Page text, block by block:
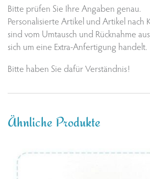
Bitte prüfen Sie Ihre Angaben genau.
Personalisierte Artikel und Artikel nach
sind vom Umtausch und Rücknahme
sich um eine Extra-Anfertigung handelt.
Bitte haben Sie dafür Verständnis!
Ähnliche Produkte